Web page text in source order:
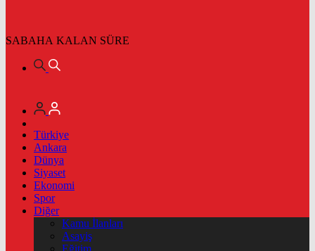
SABAHA KALAN SÜRE
Türkiye
Ankara
Dünya
Siyaset
Ekonomi
Spor
Diğer
Kamu İlanları
Asayiş
Eğitim